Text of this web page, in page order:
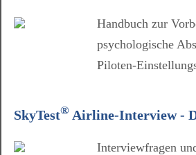
Handbuch zur
psychologische
Piloten-
SkyTest® Airline-Interview -
Interviewfragen